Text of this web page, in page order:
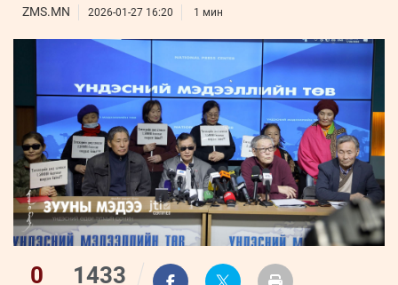
Нэвтрэх
Бизнес
Leaderships
ФОТО
УРЛАГ
ТӨВ
ZUUNII
WEEKLY
ZMS.MN 2026-01-27 16:20 1 мин
0 1433